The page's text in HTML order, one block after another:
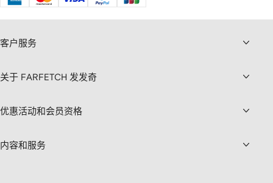
客户服务
关于 FARFETCH 发发奇
优惠活动和会员资格
内容和服务